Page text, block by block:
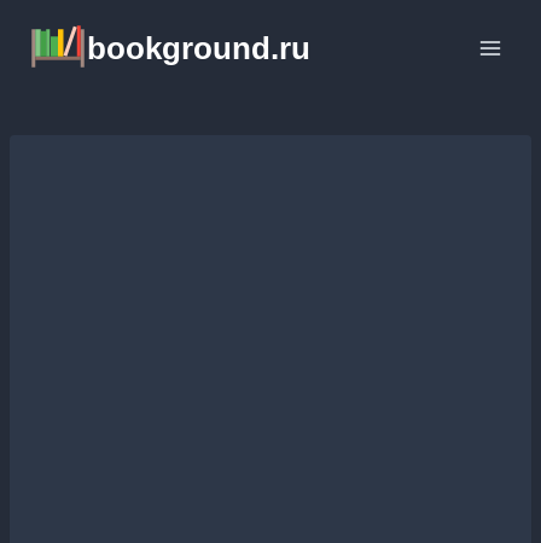
содержимому
bookground.ru